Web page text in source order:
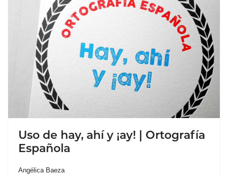
Uso de hay, ahí y ¡ay! | Ortografía
Española
Angélica Baeza